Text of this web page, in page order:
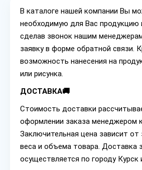
В каталоге нашей компании Вы
необходимую для Вас продукцию
сделав звонок нашим
заявку в форме обратной связи.
возможность нанесения на
или рисунка.
ДОСТАВКА🚚
Стоимость доставки
оформлении заказа менеджером
Заключительная цена зависит
веса и объема товара. Доставка
осуществляется по городу Курск